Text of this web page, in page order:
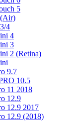
5
4
4
3
2 (Retina)
9.7
10.5
11 2018
12.9
12.9 2017
12.9 (2018)